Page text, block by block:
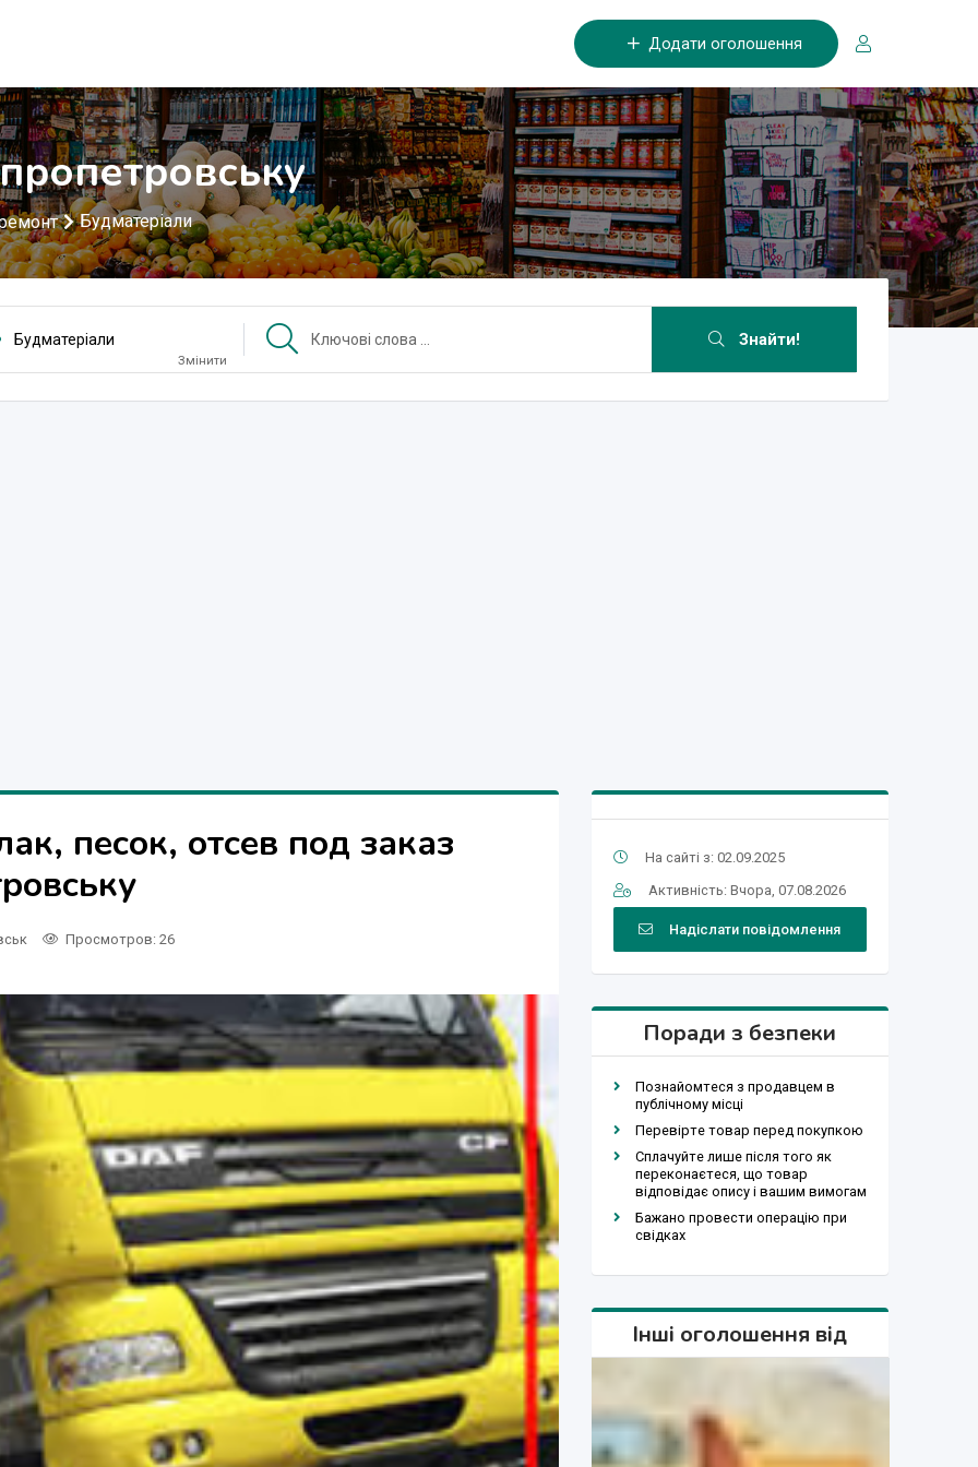
Додати оголошення
Будматеріали
Будматеріали
Змінити
Знайти!
песок, отсев под заказ
Просмотров: 26
На сайті з: 02.09.2025
Активність: Вчора, 07.08.2026
Надіслати повідомлення
Поради з безпеки
Познайомтеся з продавцем в
публічному місці
Перевірте товар перед покупкою
Сплачуйте лише після того як
переконаєтеся, що товар
відповідає опису і вашим вимогам
Бажано провести операцію при
свідках
Інші оголошення від